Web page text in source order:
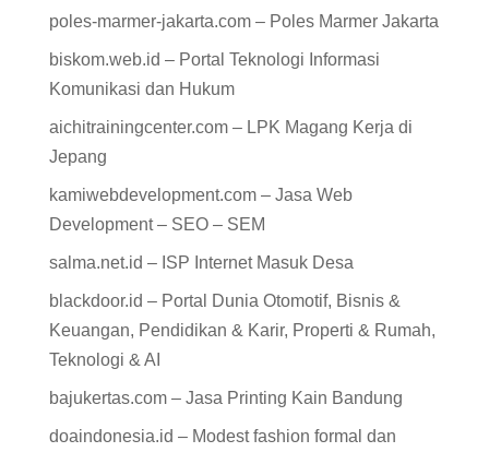
poles-marmer-jakarta.com – Poles Marmer Jakarta
biskom.web.id – Portal Teknologi Informasi
Komunikasi dan Hukum
aichitrainingcenter.com – LPK Magang Kerja di
Jepang
kamiwebdevelopment.com – Jasa Web
Development – SEO – SEM
salma.net.id – ISP Internet Masuk Desa
blackdoor.id – Portal Dunia Otomotif, Bisnis &
Keuangan, Pendidikan & Karir, Properti & Rumah,
Teknologi & AI
bajukertas.com – Jasa Printing Kain Bandung
doaindonesia.id – Modest fashion formal dan